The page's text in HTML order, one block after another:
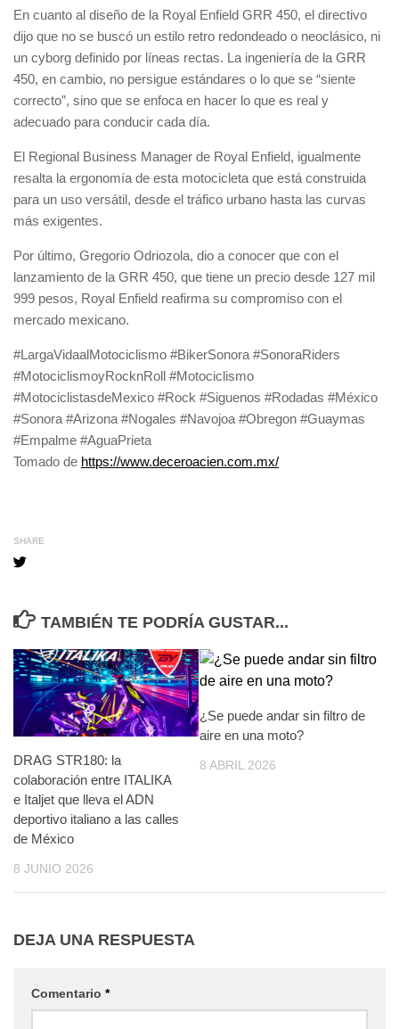
En cuanto al diseño de la Royal Enfield GRR 450, el directivo
dijo que no se buscó un estilo retro redondeado o neoclásico, ni
un cyborg definido por líneas rectas. La ingeniería de la GRR
450, en cambio, no persigue estándares o lo que se “siente
correcto”, sino que se enfoca en hacer lo que es real y
adecuado para conducir cada día.
El Regional Business Manager de Royal Enfield, igualmente
resalta la ergonomía de esta motocicleta que está construida
para un uso versátil, desde el tráfico urbano hasta las curvas
más exigentes.
Por último, Gregorio Odriozola, dio a conocer que con el
lanzamiento de la GRR 450, que tiene un precio desde 127 mil
999 pesos, Royal Enfield reafirma su compromiso con el
mercado mexicano.
#LargaVidaalMotociclismo #BikerSonora #SonoraRiders
#MotociclismoyRocknRoll #Motociclismo
#MotociclistasdeMexico #Rock #Siguenos #Rodadas #México
#Sonora #Arizona #Nogales #Navojoa #Obregon #Guaymas
#Empalme #AguaPrieta
Tomado de https://www.deceroacien.com.mx/
SHARE
TAMBIÉN TE PODRÍA GUSTAR...
DRAG STR180: la
colaboración entre ITALIKA
e Italjet que lleva el ADN
deportivo italiano a las calles
de México
8 JUNIO 2026
¿Se puede andar sin filtro de
aire en una moto?
8 ABRIL 2026
DEJA UNA RESPUESTA
Comentario *